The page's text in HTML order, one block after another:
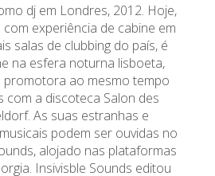
dj em Londres, 2012. Hoje,
experiência de cabine em
salas de clubbing do país, é
na esfera noturna lisboeta,
promotora ao mesmo tempo
com a discoteca Salon des
As suas estranhas e
podem ser ouvidas no
alojado nas plataformas
Insivisble Sounds editou